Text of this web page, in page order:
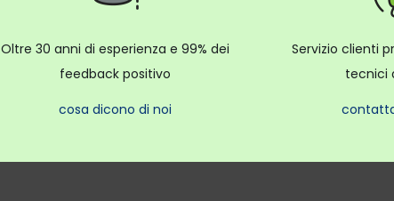
Oltre 30 anni di esperienza e 99% dei
feedback positivo
cosa dicono di noi
Servizio clienti
tecnici